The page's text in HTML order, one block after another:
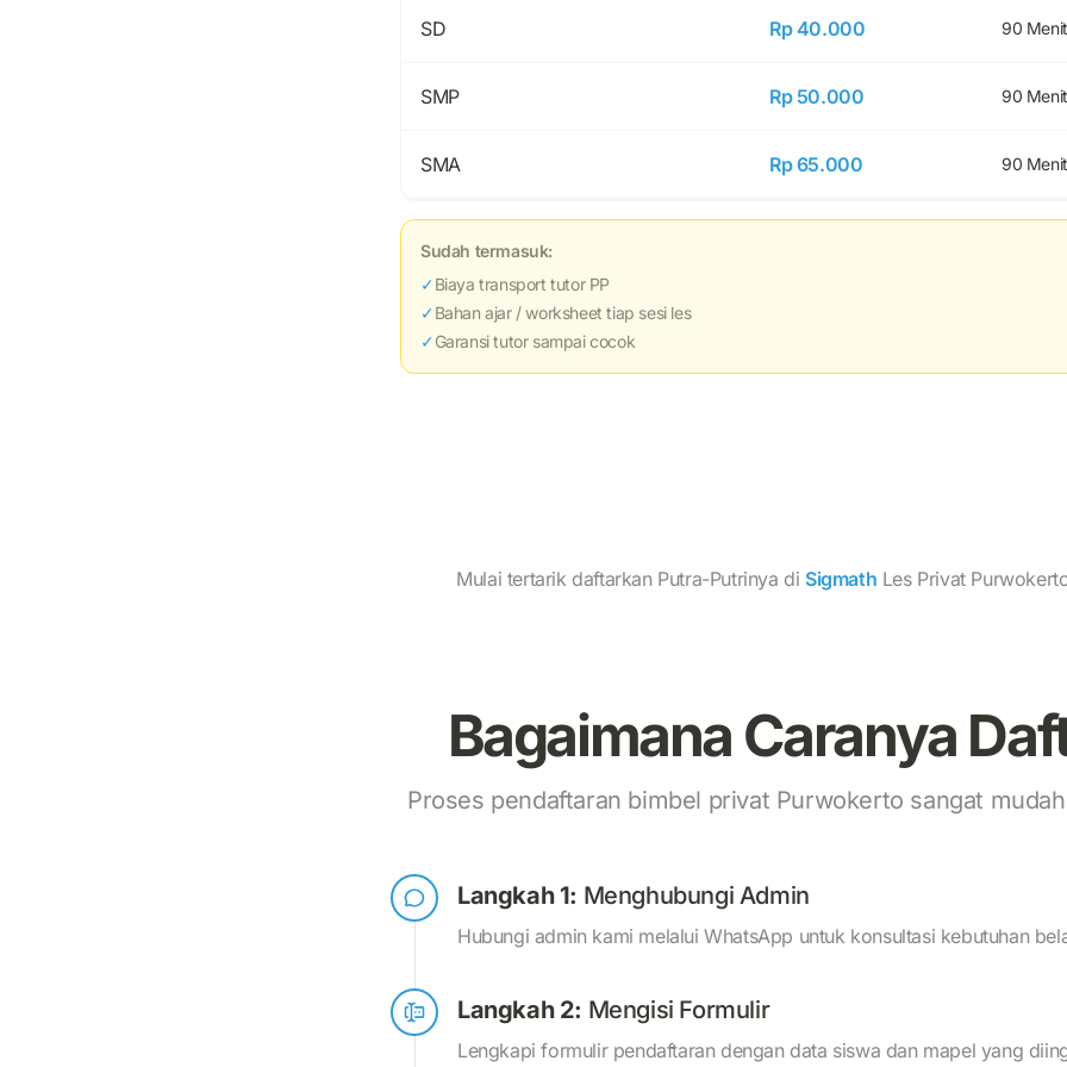
SD Rp 40.000 90 Menit
SMP Rp 50.000 90 Menit
SMA Rp 65.000 90 Menit
Sudah termasuk:
✓Biaya transport tutor PP
✓Bahan ajar / worksheet tiap sesi les
✓Garansi tutor sampai cocok
Mulai tertarik daftarkan Putra-Putrinya di Sigmath Les Privat
Bagaimana Caranya
Proses pendaftaran bimbel privat Purwokerto sangat
Langkah 1: Menghubungi Admin
Hubungi admin kami melalui WhatsApp untuk konsultasi kebutuhan
Langkah 2: Mengisi Formulir
Lengkapi formulir pendaftaran dengan data siswa dan mapel yang